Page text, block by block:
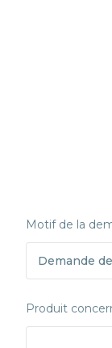
Motif de la
Produit